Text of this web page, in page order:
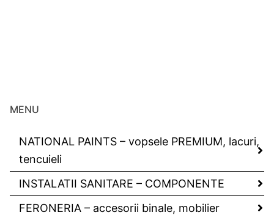
MENU
NATIONAL PAINTS – vopsele PREMIUM, lacuri,
tencuieli
INSTALATII SANITARE – COMPONENTE
FERONERIA – accesorii binale, mobilier